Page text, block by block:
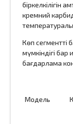
біркелкілігін
кремний
Көп сегментті
мүмкіндігі
бағдарлама
Модель